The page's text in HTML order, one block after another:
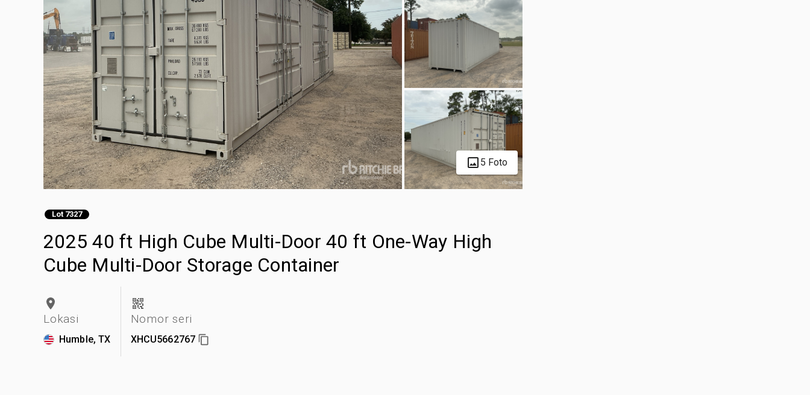
5 Foto
Lot 7327
2025 40 ft High Cube Multi-Door 40 ft One-Way High
Cube Multi-Door Storage Container
Lokasi
Humble, TX
Nomor seri
XHCU5662767